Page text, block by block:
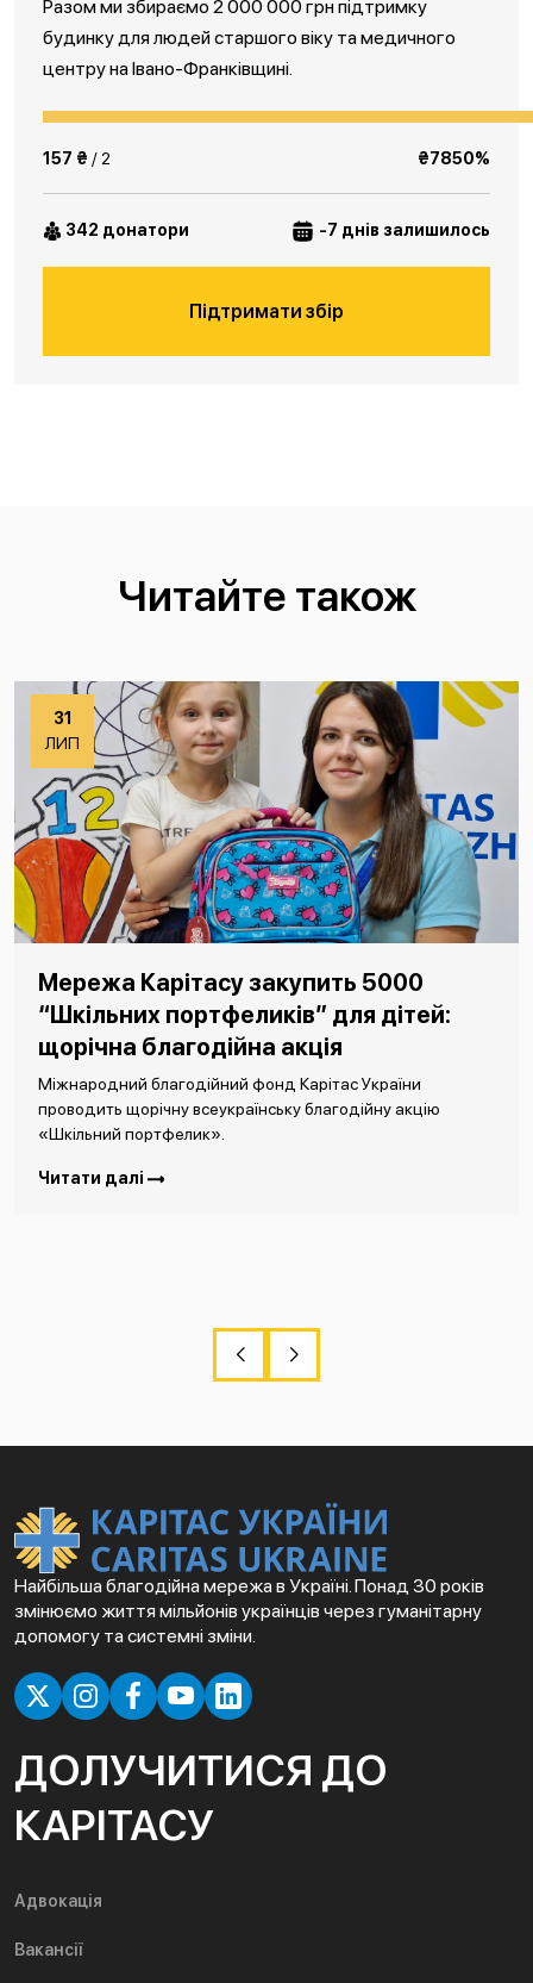
Разом ми збираємо 2 000 000 грн підтримку
будинку для людей старшого віку та медичного
центру на Івано-Франківщині.
157 ₴ / 2 ₴7850%
342 донатори -7 днів залишилось
Підтримати збір
Читайте також
31
ЛИП
Мережа Карітасу закупить 5000
“Шкільних портфеликів” для дітей:
щорічна благодійна акція
Міжнародний благодійний фонд Карітас України
проводить щорічну всеукраїнську благодійну акцію
«Шкільний портфелик».
Читати далі
Найбільша благодійна мережа в Україні. Понад 30 років
змінюємо життя мільйонів українців через гуманітарну
допомогу та системні зміни.
ДОЛУЧИТИСЯ ДО
КАРІТАСУ
Адвокація
Вакансії